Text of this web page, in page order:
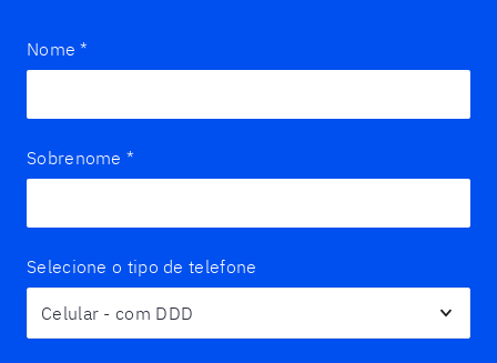
Nome *
Sobrenome *
Selecione o tipo de telefone